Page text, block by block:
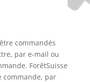
commandés
par e-mail ou
ForêtSuisse
commande, par